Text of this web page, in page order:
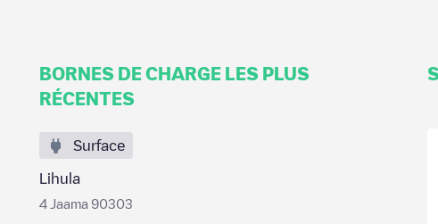
BORNES DE CHARGE LES PLUS
RÉCENTES
Surface
Lihula
4 Jaama 90303